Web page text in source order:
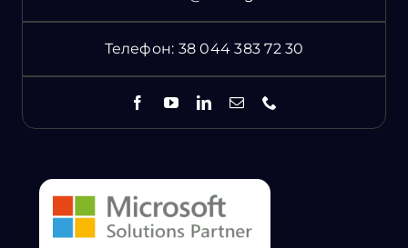
Телефон: 38 044 383 72 30